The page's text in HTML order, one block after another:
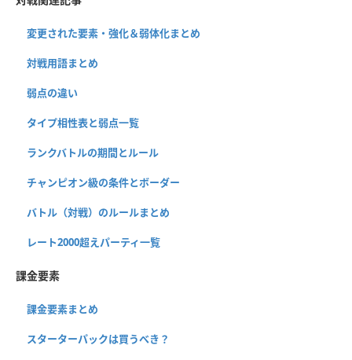
変更された要素・強化＆弱体化まとめ
対戦用語まとめ
弱点の違い
タイプ相性表と弱点一覧
ランクバトルの期間とルール
チャンピオン級の条件とボーダー
バトル（対戦）のルールまとめ
レート2000超えパーティ一覧
課金要素
課金要素まとめ
スターターパックは買うべき？